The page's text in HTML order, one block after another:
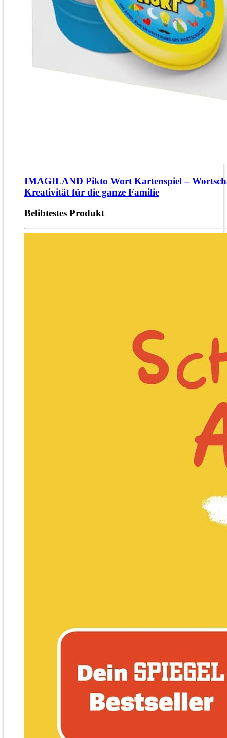
IMAGILAND Pikto Wort Kartenspiel –
Kreativität für die ganze Familie
Belibtestes Produkt